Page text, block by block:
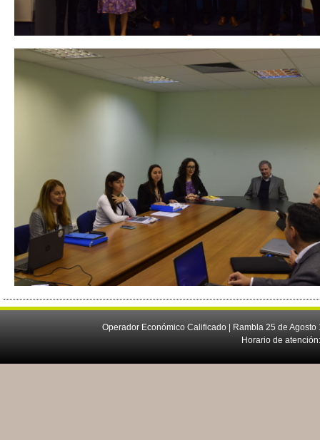
Operador Económico Calificado | Rambla 25 de
Horario de